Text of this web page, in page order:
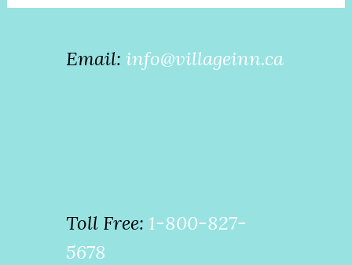
Email: info@villageinn.ca
Toll Free: 1-800-827-
5678